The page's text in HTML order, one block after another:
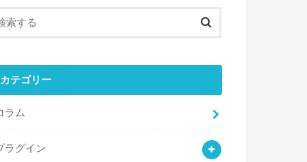
カテゴリー
ラム
ラグイン